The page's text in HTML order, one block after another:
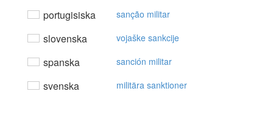
portugisiska sanção militar
slovenska vojaške sankcije
spanska sanción militar
svenska militära sanktioner